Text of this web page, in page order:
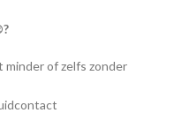
of zelfs zonder